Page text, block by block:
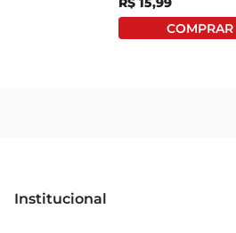
Institucional